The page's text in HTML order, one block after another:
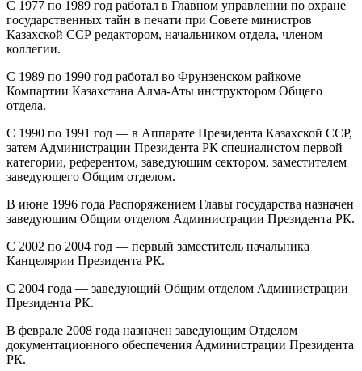
С 1977 по 1989 год работал в Главном управлении по охране
государственных тайн в печати при Совете министров
Казахской ССР редактором, начальником отдела, членом
коллегии.
С 1989 по 1990 год работал во Фрунзенском райкоме
Компартии Казахстана Алма-Аты инструктором Общего
отдела.
С 1990 по 1991 год — в Аппарате Президента Казахской ССР,
затем Администрации Президента РК специалистом первой
категории, референтом, заведующим сектором, заместителем
заведующего Общим отделом.
В июне 1996 года Распоряжением Главы государства назначен
заведующим Общим отделом Администрации Президента РК.
С 2002 по 2004 год — первый заместитель начальника
Канцелярии Президента РК.
С 2004 года — заведующий Общим отделом Администрации
Президента РК.
В феврале 2008 года назначен заведующим Отделом
документационного обеспечения Администрации Президента
РК.